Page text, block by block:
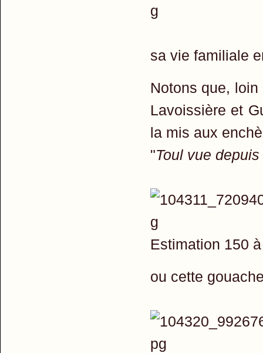
sa vie familiale
Notons que,
Lavoissière et
la mis aux
"Toul vue
Estimation 150
ou cette